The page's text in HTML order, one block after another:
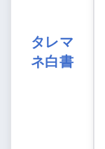
タレマ
ネ白書